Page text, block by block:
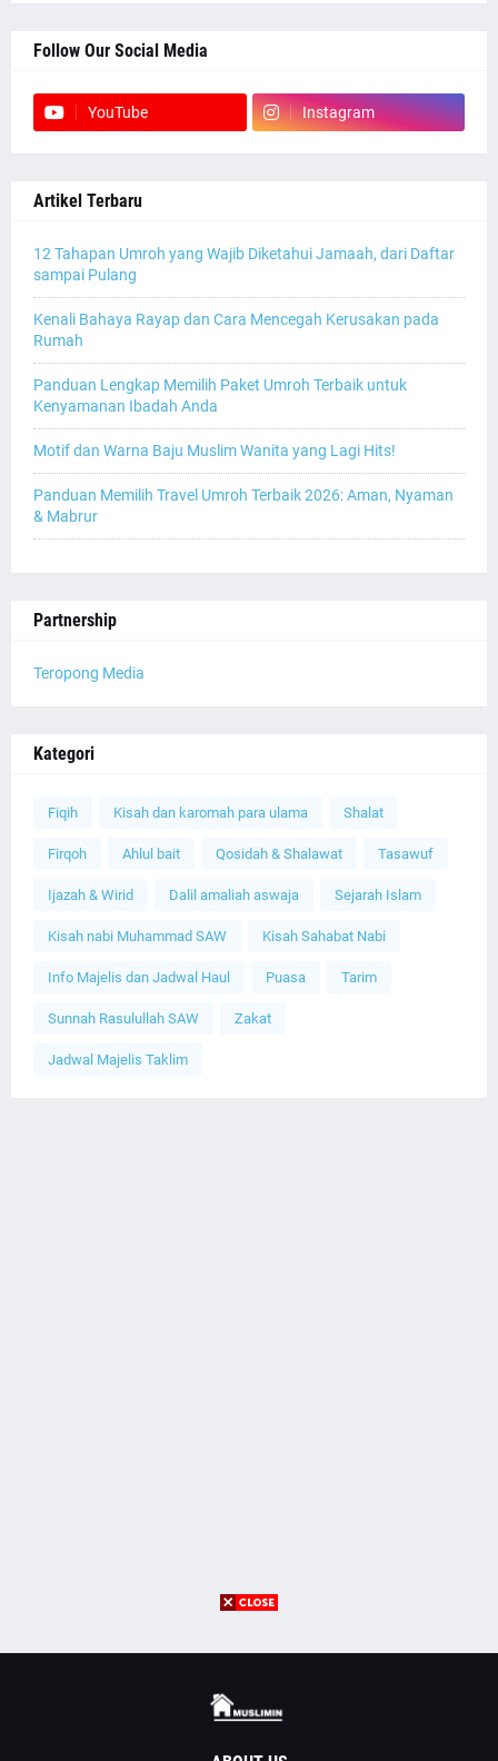
Follow Our Social Media
YouTube Instagram
Artikel Terbaru
12 Tahapan Umroh yang Wajib Diketahui Jamaah, dari Daftar
sampai Pulang
Kenali Bahaya Rayap dan Cara Mencegah Kerusakan pada
Rumah
Panduan Lengkap Memilih Paket Umroh Terbaik untuk
Kenyamanan Ibadah Anda
Motif dan Warna Baju Muslim Wanita yang Lagi Hits!
Panduan Memilih Travel Umroh Terbaik 2026: Aman, Nyaman
& Mabrur
Partnership
Teropong Media
Kategori
Fiqih Kisah dan karomah para ulama Shalat
Firqoh Ahlul bait Qosidah & Shalawat Tasawuf
Ijazah & Wirid Dalil amaliah aswaja Sejarah Islam
Kisah nabi Muhammad SAW Kisah Sahabat Nabi
Info Majelis dan Jadwal Haul Puasa Tarim
Sunnah Rasulullah SAW Zakat
Jadwal Majelis Taklim